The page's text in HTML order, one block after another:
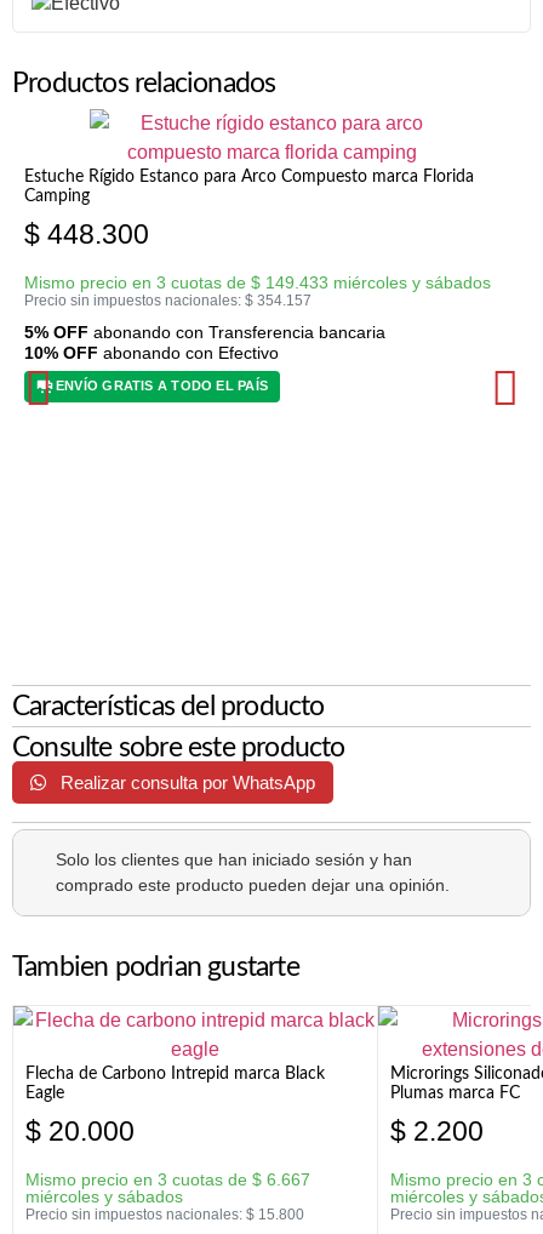
Productos relacionados
Estuche Rígido Estanco para Arco Compuesto marca Florida
Camping
$ 448.300
Mismo precio en 3 cuotas de $ 149.433 miércoles y sábados
Precio sin impuestos nacionales: $ 354.157
5% OFF abonando con Transferencia bancaria
10% OFF abonando con Efectivo
ENVÍO GRATIS A TODO EL PAÍS
Características del producto
Consulte sobre este producto
Realizar consulta por WhatsApp
Solo los clientes que han iniciado sesión y han
comprado este producto pueden dejar una opinión.
Tambien podrian gustarte
Flecha de Carbono Intrepid marca Black
Eagle
$ 20.000
Mismo precio en 3 cuotas de $ 6.667
miércoles y sábados
Precio sin impuestos nacionales: $ 15.800
Microrings
Plumas marca FC
$ 2.200
Mismo precio en 3
miércoles y
Precio sin impuestos